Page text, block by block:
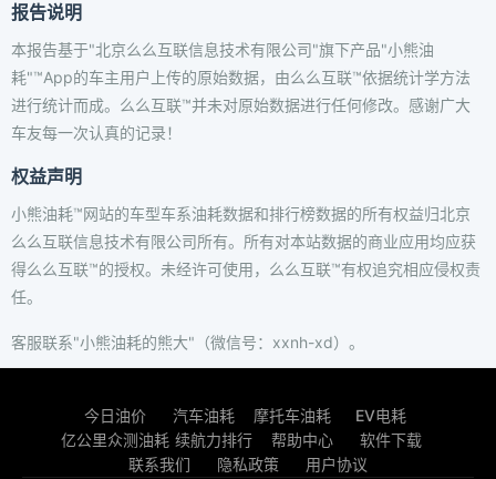
报告说明
本报告基于"北京么么互联信息技术有限公司"旗下产品"小熊油
耗"™App的车主用户上传的原始数据，由么么互联™依据统计学方法
进行统计而成。么么互联™并未对原始数据进行任何修改。感谢广大
车友每一次认真的记录！
权益声明
小熊油耗™网站的车型车系油耗数据和排行榜数据的所有权益归北京
么么互联信息技术有限公司所有。所有对本站数据的商业应用均应获
得么么互联™的授权。未经许可使用，么么互联™有权追究相应侵权责
任。
客服联系"小熊油耗的熊大"（微信号：xxnh-xd）。
今日油价 汽车油耗 摩托车油耗
EV电耗
亿公里众测油耗 续航力排行 帮助中心
软件下载
联系我们
隐私政策 用户协议